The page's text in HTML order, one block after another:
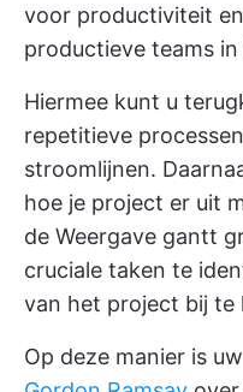
voor productiviteit
productieve teams
Hiermee kunt u
repetitieve
stroomlijnen.
hoe je project er uit
de Weergave gantt
cruciale taken te
van het project bij te
Op deze manier is